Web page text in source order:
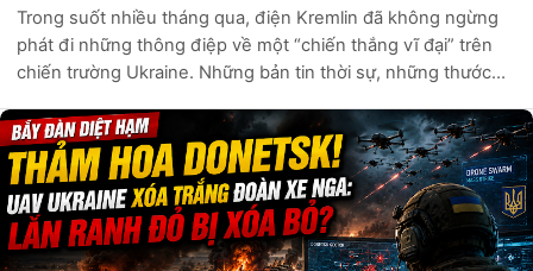
Trong suốt nhiều tháng qua, điện Kremlin đã không ngừng
phát đi những thông điệp về một “chiến thắng vĩ đại” trên
chiến trường Ukraine. Những bản tin thời sự, những thước
ngợi sức mạnh quân...